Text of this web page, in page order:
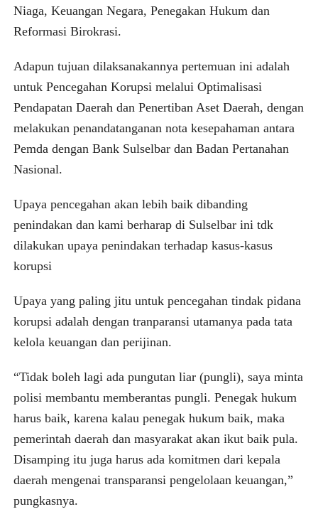
Niaga, Keuangan Negara, Penegakan Hukum dan
Reformasi Birokrasi.
Adapun tujuan dilaksanakannya pertemuan ini adalah
untuk Pencegahan Korupsi melalui Optimalisasi
Pendapatan Daerah dan Penertiban Aset Daerah, dengan
melakukan penandatanganan nota kesepahaman antara
Pemda dengan Bank Sulselbar dan Badan Pertanahan
Nasional.
Upaya pencegahan akan lebih baik dibanding
penindakan dan kami berharap di Sulselbar ini tdk
dilakukan upaya penindakan terhadap kasus-kasus
korupsi
Upaya yang paling jitu untuk pencegahan tindak pidana
korupsi adalah dengan tranparansi utamanya pada tata
kelola keuangan dan perijinan.
“Tidak boleh lagi ada pungutan liar (pungli), saya minta
polisi membantu memberantas pungli. Penegak hukum
harus baik, karena kalau penegak hukum baik, maka
pemerintah daerah dan masyarakat akan ikut baik pula.
Disamping itu juga harus ada komitmen dari kepala
daerah mengenai transparansi pengelolaan keuangan,”
pungkasnya.